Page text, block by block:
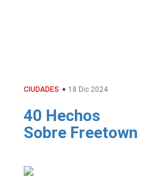
CIUDADES 18 Dic 2024
40 Hechos
Sobre Freetown